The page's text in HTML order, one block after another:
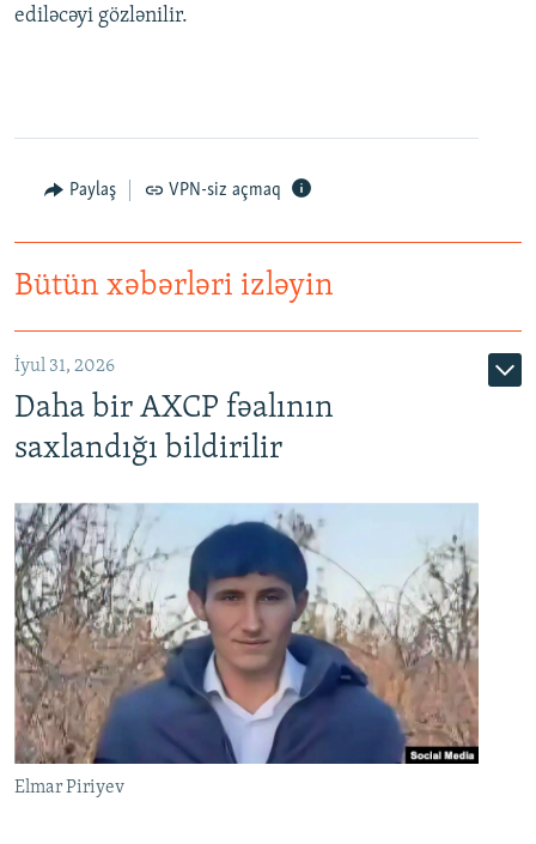
ediləcəyi gözlənilir.
Paylaş VPN-siz açmaq
Bütün xəbərləri izləyin
İyul 31, 2026
Daha bir AXCP fəalının
saxlandığı bildirilir
Elmar Piriyev